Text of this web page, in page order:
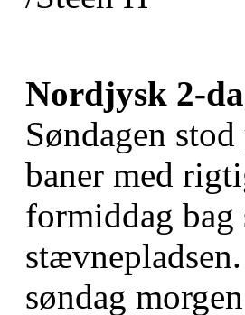
Nordjysk 2-
Søndagen
baner med
formiddag bag
søndag